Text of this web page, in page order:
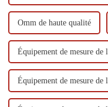
Omm de haute qualité
Équipement de mesure de
Équipement de mesure de